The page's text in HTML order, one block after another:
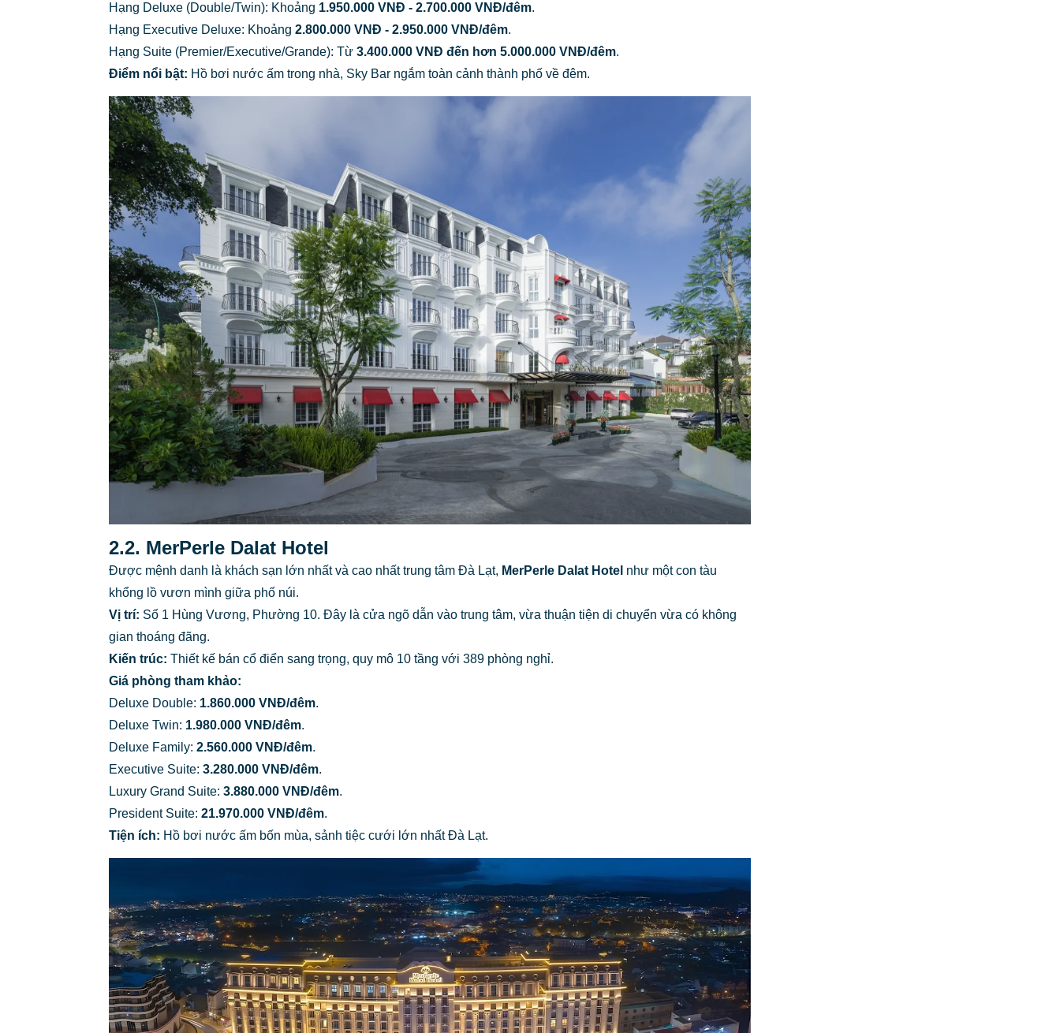
Hạng Deluxe (Double/Twin): Khoảng 1.950.000 VNĐ - 2.700.000 VNĐ/đêm.
Hạng Executive Deluxe: Khoảng 2.800.000 VNĐ - 2.950.000 VNĐ/đêm.
Hạng Suite (Premier/Executive/Grande): Từ 3.400.000 VNĐ đến hơn 5.000.000 VNĐ/đêm.
Điểm nổi bật: Hồ bơi nước ấm trong nhà, Sky Bar ngắm toàn cảnh thành phố về đêm.
2.2. MerPerle Dalat Hotel
Được mệnh danh là khách sạn lớn nhất và cao nhất trung tâm Đà Lạt, MerPerle Dalat Hotel như một con tàu
khổng lồ vươn mình giữa phố núi.
Vị trí: Số 1 Hùng Vương, Phường 10. Đây là cửa ngõ dẫn vào trung tâm, vừa thuận tiện di chuyển vừa có không
gian thoáng đãng.
Kiến trúc: Thiết kế bán cổ điển sang trọng, quy mô 10 tầng với 389 phòng nghỉ.
Giá phòng tham khảo:
Deluxe Double: 1.860.000 VNĐ/đêm.
Deluxe Twin: 1.980.000 VNĐ/đêm.
Deluxe Family: 2.560.000 VNĐ/đêm.
Executive Suite: 3.280.000 VNĐ/đêm.
Luxury Grand Suite: 3.880.000 VNĐ/đêm.
President Suite: 21.970.000 VNĐ/đêm.
Tiện ích: Hồ bơi nước ấm bốn mùa, sảnh tiệc cưới lớn nhất Đà Lạt.